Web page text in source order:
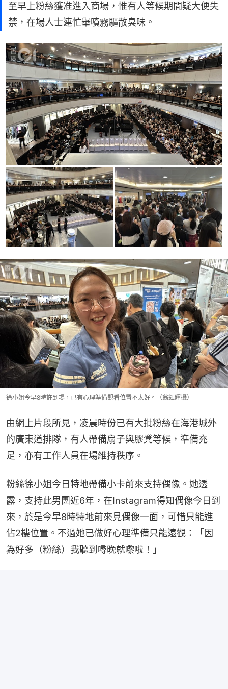
至早上粉絲獲准進入商場，惟有人等候期間疑大便失
禁，在場人士連忙舉噴霧驅散臭味。
徐小姐今早8時許到場，已有心理準備觀看位置不太好。（翁鈺輝攝）
由網上片段所見，凌晨時份已有大批粉絲在海港城外
的廣東道排隊，有人帶備扇子與膠凳等候，準備充
足，亦有工作人員在場維持秩序。
粉絲徐小姐今日特地帶備小卡前來支持偶像。她透
露，支持此男團近6年，在Instagram得知偶像今日到
來，於是今早8時特地前來見偶像一面，可惜只能進
佔2樓位置。不過她已做好心理準備只能遠觀：「因
為好多（粉絲）我聽到噚晚就嚟啦！」